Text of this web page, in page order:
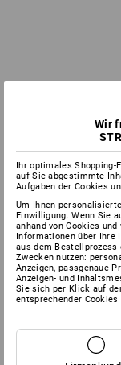
Wir
Ihr optimales Shopping-
auf Sie abgestimmte
Aufgaben der Cookies
Um Ihnen
Einwilligung. Wenn Sie
anhand von Cookies
Informationen über Ihre
aus dem Bestellprozess
Zwecken nutzen:
Anzeigen, passgenaue
Anzeigen- und
Sie sich per Klick auf
entsprechender